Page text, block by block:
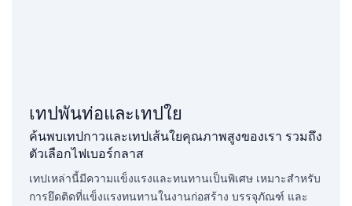
เทปพันท่อและเทปใย
ค้นพบเทปกาวและเทปเส้นใยคุณภาพสูงของเรา รวมถึง
ตัวเลือกไฟเบอร์กลาส
เทปเหล่านี้มีความแข็งแรงและทนทานเป็นพิเศษ เหมาะสำหรับ
การยึดติดที่แข็งแรงทนทานในงานก่อสร้าง บรรจุภัณฑ์ และ